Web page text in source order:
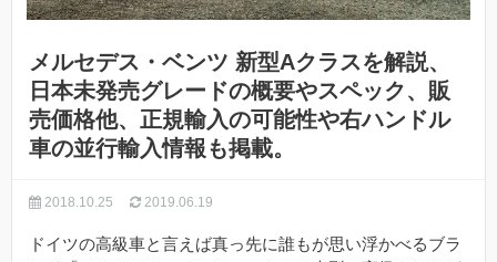
メルセデス・ベンツ 新型Aクラスを解説、
日本未発売グレードの概要やスペック、販
売価格他、正規輸入の可能性や右ハンドル
車の並行輸入情報も掲載。
2018.10.25 2019.06.19
ドイツの高級車と言えば真っ先に誰もが思い浮かべるブラ